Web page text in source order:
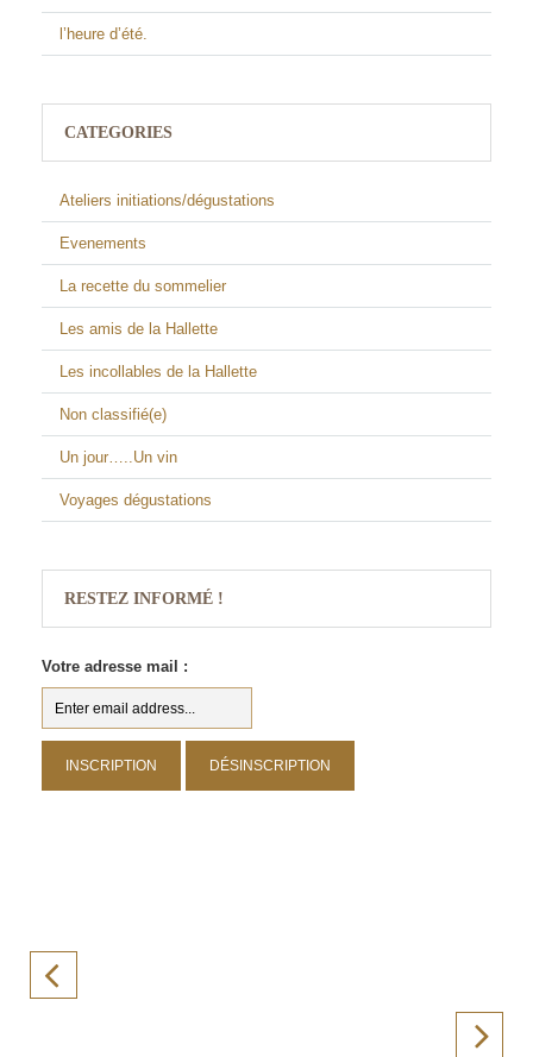
l’heure d’été.
CATEGORIES
Ateliers initiations/dégustations
Evenements
La recette du sommelier
Les amis de la Hallette
Les incollables de la Hallette
Non classifié(e)
Un jour…..Un vin
Voyages dégustations
RESTEZ INFORMÉ !
Votre adresse mail :